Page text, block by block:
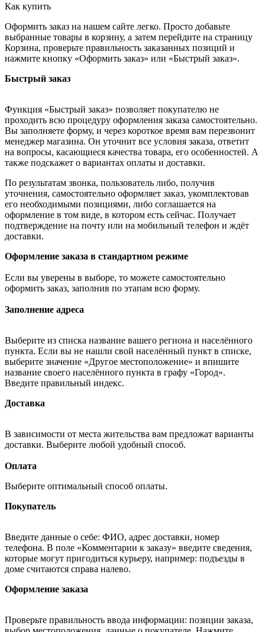
Как купить
Оформить заказ на нашем сайте легко. Просто добавьте
выбранные товары в корзину, а затем перейдите на страницу
Корзина, проверьте правильность заказанных позиций и
нажмите кнопку «Оформить заказ» или «Быстрый заказ».
Быстрый заказ
Функция «Быстрый заказ» позволяет покупателю не
проходить всю процедуру оформления заказа самостоятельно.
Вы заполняете форму, и через короткое время вам перезвонит
менеджер магазина. Он уточнит все условия заказа, ответит
на вопросы, касающиеся качества товара, его особенностей. А
также подскажет о вариантах оплаты и доставки.
По результатам звонка, пользователь либо, получив
уточнения, самостоятельно оформляет заказ, укомплектовав
его необходимыми позициями, либо соглашается на
оформление в том виде, в котором есть сейчас. Получает
подтверждение на почту или на мобильный телефон и ждёт
доставки.
Оформление заказа в стандартном режиме
Если вы уверены в выборе, то можете самостоятельно
оформить заказ, заполнив по этапам всю форму.
Заполнение адреса
Выберите из списка название вашего региона и населённого
пункта. Если вы не нашли свой населённый пункт в списке,
выберите значение «Другое местоположение» и впишите
название своего населённого пункта в графу «Город».
Введите правильный индекс.
Доставка
В зависимости от места жительства вам предложат варианты
доставки. Выберите любой удобный способ.
Оплата
Выберите оптимальный способ оплаты.
Покупатель
Введите данные о себе: ФИО, адрес доставки, номер
телефона. В поле «Комментарии к заказу» введите сведения,
которые могут пригодиться курьеру, например: подъезды в
доме считаются справа налево.
Оформление заказа
Проверьте правильность ввода информации: позиции заказа,